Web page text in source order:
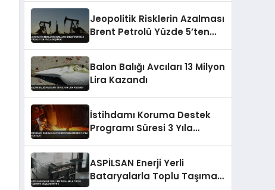
Jeopolitik Risklerin Azalması
Brent Petrolü Yüzde 5’ten
Balon Balığı Avcıları 13 Milyon
Lira Kazandı
İstihdamı Koruma Destek
Programı Süresi 3 Yıla
ASPİLSAN Enerji Yerli
Bataryalarla Toplu Taşımayı